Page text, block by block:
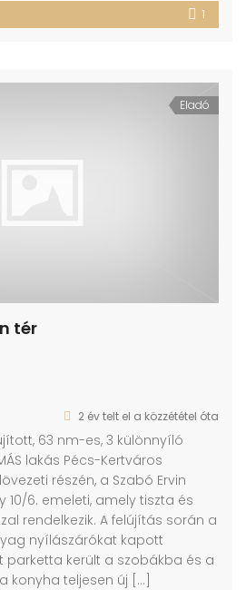
1
Eladó
tér
2 év telt el a közzététel óta
63 nm-es, 3 különnyíló
lakás Pécs-Kertváros
részén, a Szabó Ervin
10/6. emeleti, amely tiszta és
rendelkezik. A felújítás során a
nyílászárókat kapott
parketta került a szobákba és a
konyha teljesen új […]